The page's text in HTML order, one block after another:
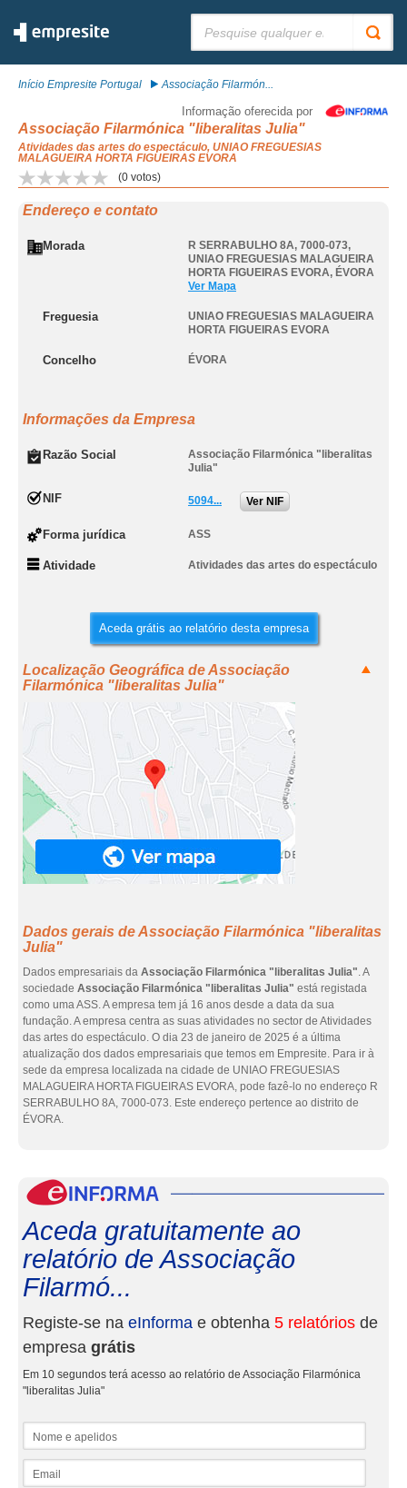
Início Empresite Portugal Associação Filarmón...
Informação oferecida por
Associação Filarmónica "liberalitas Julia"
Atividades das artes do espectáculo, UNIAO FREGUESIAS
MALAGUEIRA HORTA FIGUEIRAS EVORA
(0 votos)
Endereço e contato
Morada R SERRABULHO 8A, 7000-073,
UNIAO FREGUESIAS MALAGUEIRA
HORTA FIGUEIRAS EVORA, ÉVORA
Ver Mapa
Freguesia
UNIAO FREGUESIAS MALAGUEIRA
HORTA FIGUEIRAS EVORA
Concelho ÉVORA
Informações da Empresa
Razão Social
Associação Filarmónica "liberalitas
Julia"
NIF 5094... Ver NIF
Forma jurídica ASS
Atividade Atividades das artes do espectáculo
Aceda grátis ao relatório desta empresa
Localização Geográfica de Associação
Filarmónica "liberalitas Julia"
Dados gerais de Associação Filarmónica "liberalitas
Julia"
Dados empresariais da Associação Filarmónica "liberalitas Julia". A
sociedade Associação Filarmónica "liberalitas Julia" está registada
como uma ASS. A empresa tem já 16 anos desde a data da sua
fundação. A empresa centra as suas atividades no sector de Atividades
das artes do espectáculo. O dia 23 de janeiro de 2025 é a última
atualização dos dados empresariais que temos em Empresite. Para ir à
sede da empresa localizada na cidade de UNIAO FREGUESIAS
MALAGUEIRA HORTA FIGUEIRAS EVORA, pode fazê-lo no endereço R
SERRABULHO 8A, 7000-073. Este endereço pertence ao distrito de
ÉVORA.
Aceda gratuitamente ao
relatório de Associação
Filarmó...
Registe-se na eInforma e obtenha 5 relatórios de
empresa grátis
Em 10 segundos terá acesso ao relatório de Associação Filarmónica
"liberalitas Julia"